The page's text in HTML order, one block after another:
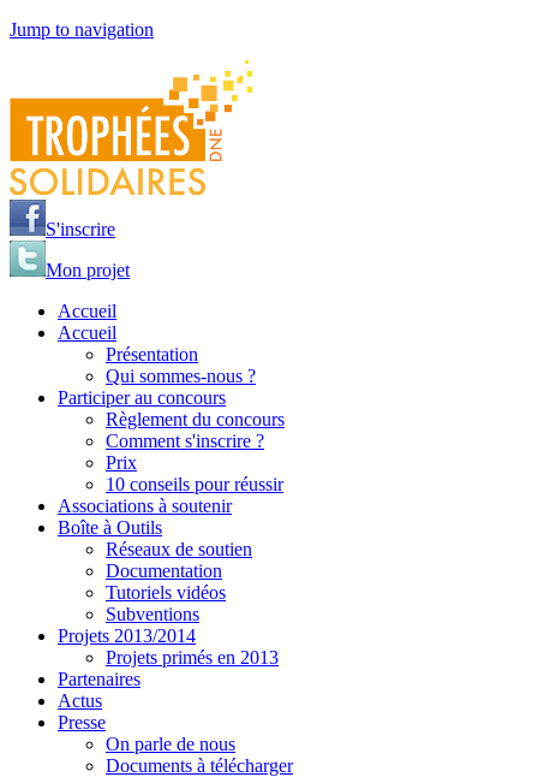
Jump to navigation
S'inscrire
Mon projet
Accueil
Accueil
Présentation
Qui sommes-nous ?
Participer au concours
Règlement du concours
Comment s'inscrire ?
Prix
10 conseils pour réussir
Associations à soutenir
Boîte à Outils
Réseaux de soutien
Documentation
Tutoriels vidéos
Subventions
Projets 2013/2014
Projets primés en 2013
Partenaires
Actus
Presse
On parle de nous
Documents à télécharger